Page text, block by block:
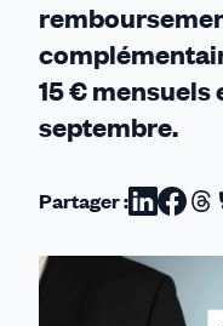
15 € mensuels
septembre.
Partager :
sur
Linkedin
sursur